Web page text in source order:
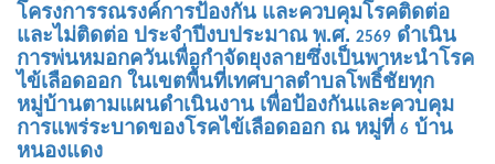
โครงการรณรงค์การป้องกัน และควบคุมโรคติดต่อ
และไม่ติดต่อ ประจำปีงบประมาณ พ.ศ. 2569 ดำเนิน
การพ่นหมอกควันเพื่อกำจัดยุงลายซึ่งเป็นพาหะนำโรค
ไข้เลือดออก ในเขตพื้นที่เทศบาลตำบลโพธิ์ชัยทุก
หมู่บ้านตามแผนดำเนินงาน เพื่อป้องกันและควบคุม
การแพร่ระบาดของโรคไข้เลือดออก ณ หมู่ที่ 6 บ้าน
หนองแดง